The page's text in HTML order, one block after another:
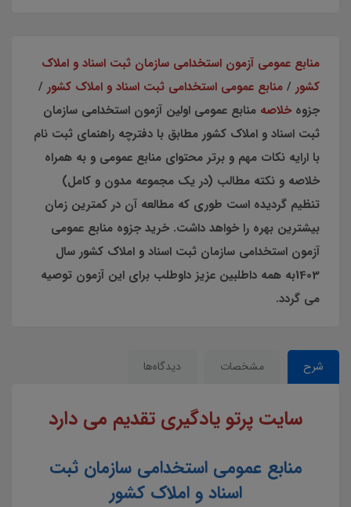
منابع عمومی آزمون استخدامی سازمان ثبت اسناد و املاک
کشور / منابع عمومی استخدامی ثبت اسناد و املاک کشور /
جزوه خلاصه منابع عمومی اولین آزمون استخدامی سازمان
ثبت اسناد و املاک کشور مطابق با دفترچه راهنمای ثبت نام
با ارایه نکات مهم و برتر محتوای منابع عمومی و به همراه
خلاصه و نکته مطالب (در یک مجموعه مدون و کامل)
تنظیم گردیده است طوری که مطالعه آن در کمترین زمان
بیشترین بهره را خواهد داشت. خرید جزوه منابع عمومی
آزمون استخدامی سازمان ثبت اسناد و املاک کشور سال
1403به همه داطلبین عزیز داوطلب برای این آزمون توصیه
می گردد.
شرح مشخصات دیدگاه‌ها
سایت پرتو یادگیری تقدیم می دارد
منابع عمومی استخدامی سازمان ثبت
اسناد و املاک کشور